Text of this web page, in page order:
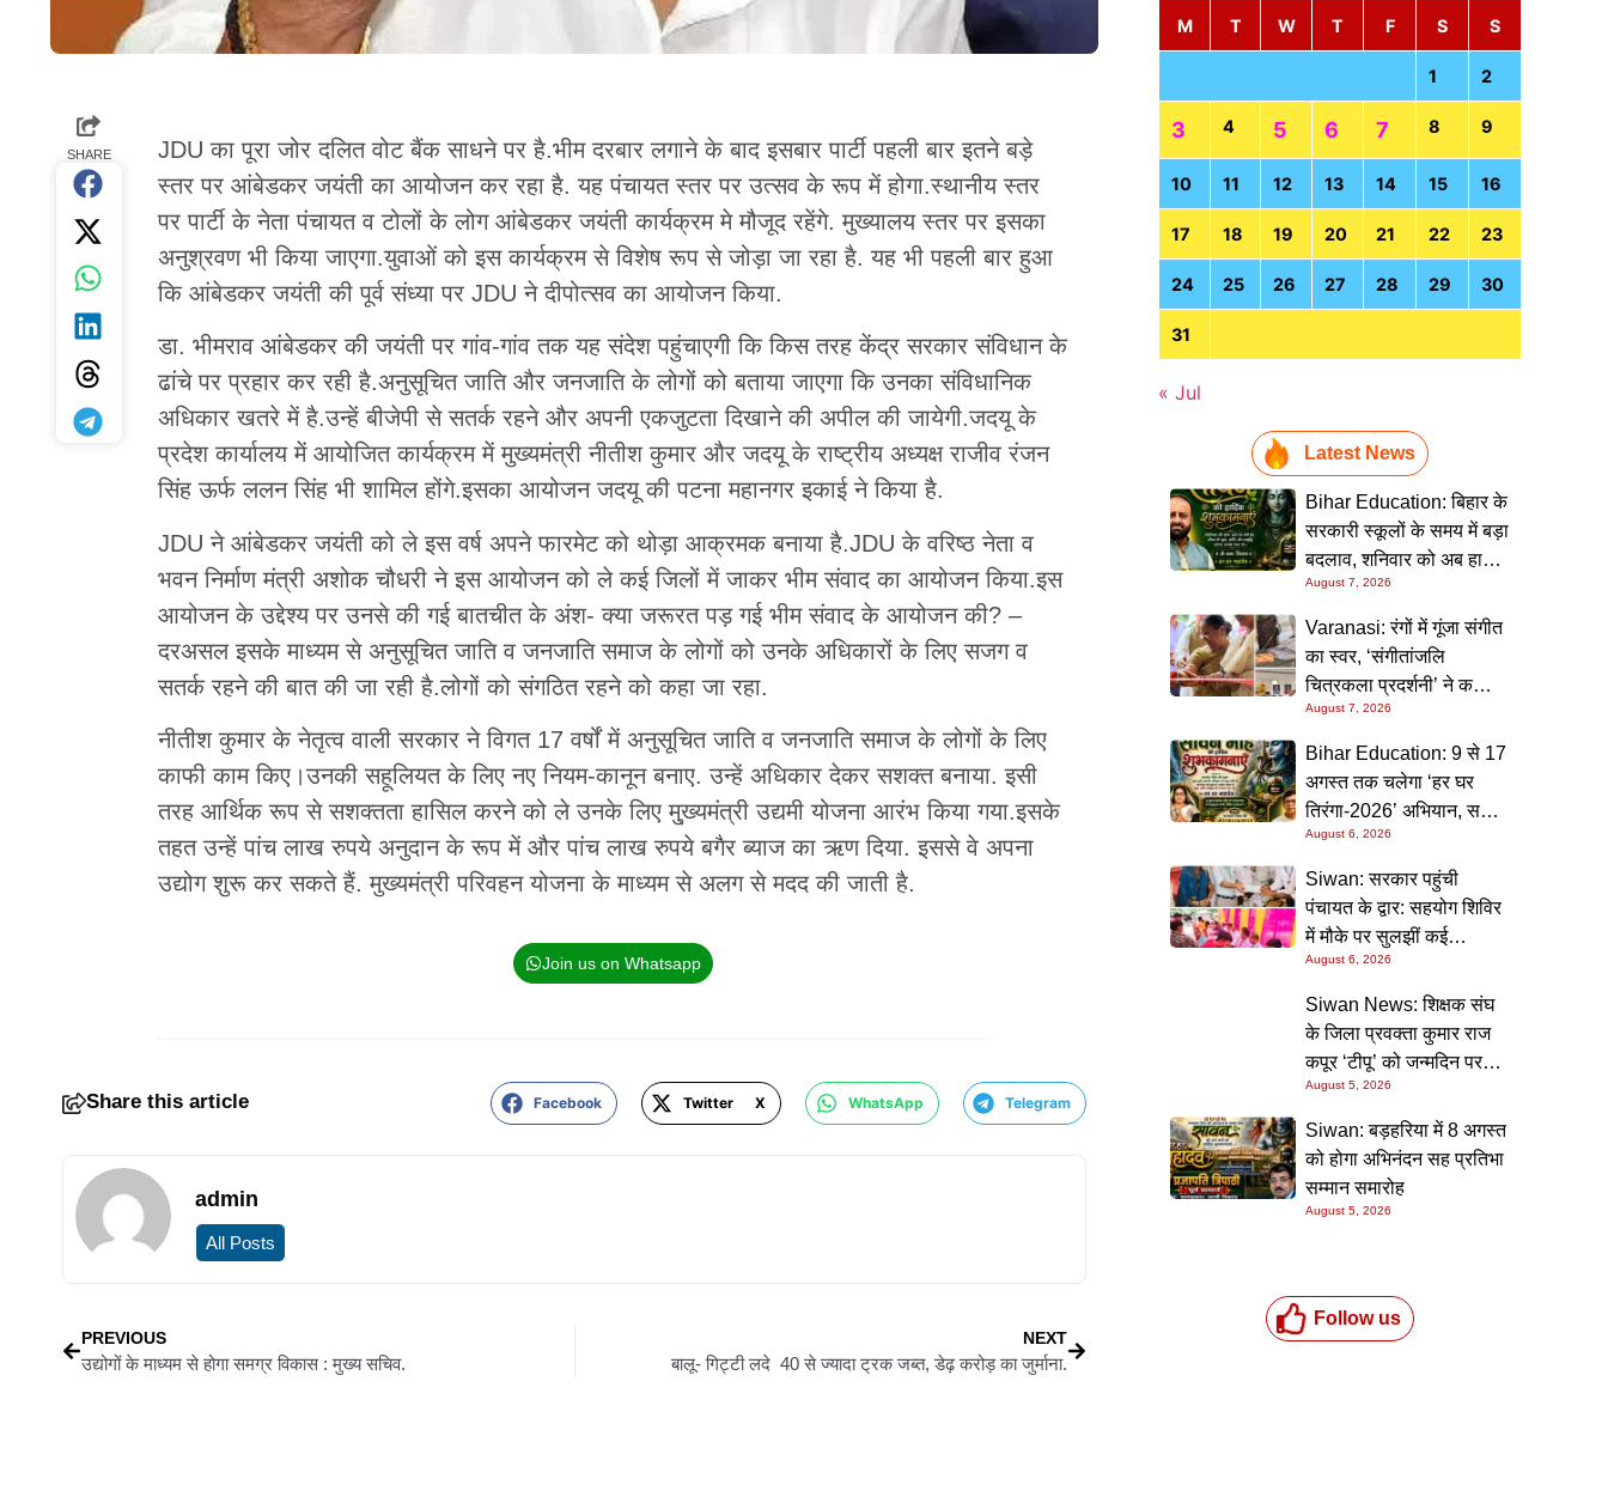
SHARE
JDU का पूरा जोर दलित वोट बैंक साधने पर है.भीम दरबार लगाने के बाद इसबार पार्टी पहली बार इतने बड़े
स्तर पर आंबेडकर जयंती का आयोजन कर रहा है. यह पंचायत स्तर पर उत्सव के रूप में होगा.स्थानीय स्तर
पर पार्टी के नेता पंचायत व टोलों के लोग आंबेडकर जयंती कार्यक्रम मे मौजूद रहेंगे. मुख्यालय स्तर पर इसका
अनुश्रवण भी किया जाएगा.युवाओं को इस कार्यक्रम से विशेष रूप से जोड़ा जा रहा है. यह भी पहली बार हुआ
कि आंबेडकर जयंती की पूर्व संध्या पर JDU ने दीपोत्सव का आयोजन किया.
डा. भीमराव आंबेडकर की जयंती पर गांव-गांव तक यह संदेश पहुंचाएगी कि किस तरह केंद्र सरकार संविधान के
ढांचे पर प्रहार कर रही है.अनुसूचित जाति और जनजाति के लोगों को बताया जाएगा कि उनका संविधानिक
अधिकार खतरे में है.उन्हें बीजेपी से सतर्क रहने और अपनी एकजुटता दिखाने की अपील की जायेगी.जदयू के
प्रदेश कार्यालय में आयोजित कार्यक्रम में मुख्यमंत्री नीतीश कुमार और जदयू के राष्ट्रीय अध्यक्ष राजीव रंजन
सिंह ऊर्फ ललन सिंह भी शामिल होंगे.इसका आयोजन जदयू की पटना महानगर इकाई ने किया है.
JDU ने आंबेडकर जयंती को ले इस वर्ष अपने फारमेट को थोड़ा आक्रमक बनाया है.JDU के वरिष्ठ नेता व
भवन निर्माण मंत्री अशोक चौधरी ने इस आयोजन को ले कई जिलों में जाकर भीम संवाद का आयोजन किया.इस
आयोजन के उद्देश्य पर उनसे की गई बातचीत के अंश- क्या जरूरत पड़ गई भीम संवाद के आयोजन की? –
दरअसल इसके माध्यम से अनुसूचित जाति व जनजाति समाज के लोगों को उनके अधिकारों के लिए सजग व
सतर्क रहने की बात की जा रही है.लोगों को संगठित रहने को कहा जा रहा.
नीतीश कुमार के नेतृत्व वाली सरकार ने विगत 17 वर्षों में अनुसूचित जाति व जनजाति समाज के लोगों के लिए
काफी काम किए।उनकी सहूलियत के लिए नए नियम-कानून बनाए. उन्हें अधिकार देकर सशक्त बनाया. इसी
तरह आर्थिक रूप से सशक्तता हासिल करने को ले उनके लिए मु्ख्यमंत्री उद्यमी योजना आरंभ किया गया.इसके
तहत उन्हें पांच लाख रुपये अनुदान के रूप में और पांच लाख रुपये बगैर ब्याज का ऋण दिया. इससे वे अपना
उद्योग शुरू कर सकते हैं. मुख्यमंत्री परिवहन योजना के माध्यम से अलग से मदद की जाती है.
Join us on Whatsapp
Share this article Facebook Twitter X WhatsApp Telegram
admin
All Posts
PREVIOUS
उद्योगों के माध्यम से होगा समग्र विकास : मुख्य सचिव.
NEXT
बालू- गिट्टी लदे 40 से ज्यादा ट्रक जब्त, डेढ़ करोड़ का जुर्माना.
M
T W T F S S
1 2
3 4 5 6 7 8 9
10 11 12 13 14 15 16
17 18 19 20 21 22 23
24 25 26 27 28 29 30
31
« Jul
Latest News
Bihar Education: बिहार के
सरकारी स्कूलों के समय में बड़ा
बदलाव, शनिवार को अब हाफ
डे रहेगा विद्यालय
August 7, 2026
Varanasi: रंगों में गूंजा संगीत
का स्वर, ‘संगीतांजलि
चित्रकला प्रदर्शनी’ ने कला
प्रेमियों को किया मंत्रमुग्ध
August 7, 2026
Bihar Education: 9 से 17
अगस्त तक चलेगा ‘हर घर
तिरंगा-2026’ अभियान, सभी
स्कूलों को दिए गए विस्तृत
निर्देश
August 6, 2026
Siwan: सरकार पहुंची
पंचायत के द्वार: सहयोग शिविर
में मौके पर सुलझीं कई
समस्याएं, 30 दिन में समाधान
की गारंटी
August 6, 2026
Siwan News: शिक्षक संघ
के जिला प्रवक्ता कुमार राज
कपूर ‘टीपू’ को जन्मदिन पर
मिली शुभकामनाओं की सौगात
August 5, 2026
Siwan: बड़हरिया में 8 अगस्त
को होगा अभिनंदन सह प्रतिभा
सम्मान समारोह
August 5, 2026
Follow us